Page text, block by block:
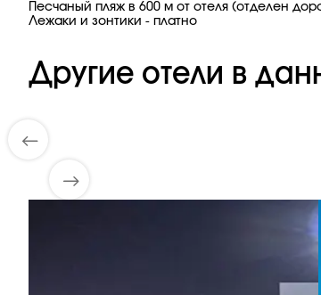
Песчаный пляж в 600 м от отеля (отделен
Лежаки и зонтики - платно
Другие отели в